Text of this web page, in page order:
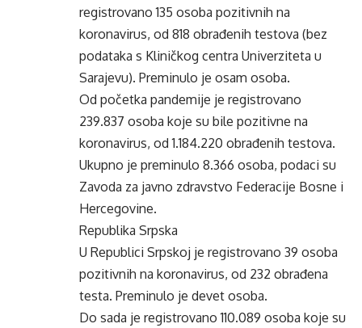
registrovano 135 osoba pozitivnih na
koronavirus, od 818 obrađenih testova (bez
podataka s Kliničkog centra Univerziteta u
Sarajevu). Preminulo je osam osoba.
Od početka pandemije je registrovano
239.837 osoba koje su bile pozitivne na
koronavirus, od 1.184.220 obrađenih testova.
Ukupno je preminulo 8.366 osoba, podaci su
Zavoda za javno zdravstvo Federacije Bosne i
Hercegovine.
Republika Srpska
U Republici Srpskoj je registrovano 39 osoba
pozitivnih na koronavirus, od 232 obrađena
testa. Preminulo je devet osoba.
Do sada je registrovano 110.089 osoba koje su